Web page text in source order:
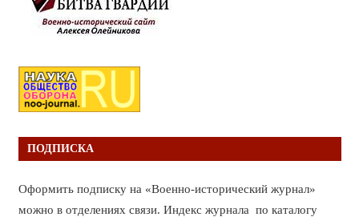
ПОДПИСКА
Оформить подписку на «Военно-исторический журнал»
можно в отделениях связи. Индекс журнала по каталогу